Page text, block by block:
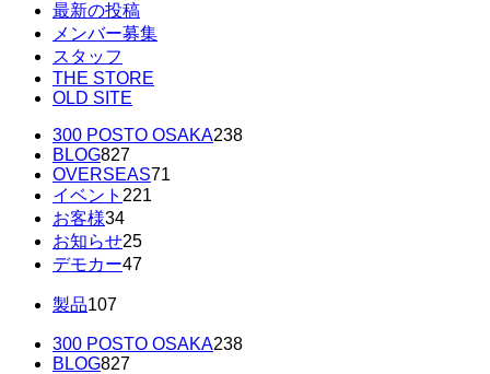
最新の投稿
メンバー募集
スタッフ
THE STORE
OLD SITE
300 POSTO OSAKA238
BLOG827
OVERSEAS71
イベント 221
お客様34
お知らせ25
デモカー47
製品107
300 POSTO OSAKA238
BLOG827